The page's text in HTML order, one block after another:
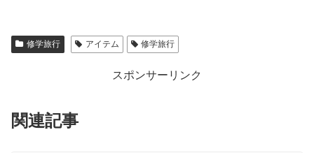
修学旅行 アイテム 修学旅行
スポンサーリンク
関連記事